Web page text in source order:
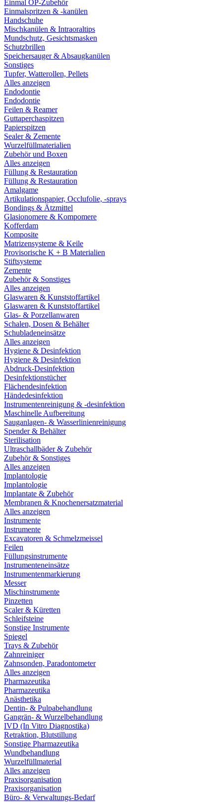
Einmal OP-Zubehör
Einmalspritzen & -kanülen
Handschuhe
Mischkanülen & Intraoraltips
Mundschutz, Gesichtsmasken
Schutzbrillen
Speichersauger & Absaugkanülen
Sonstiges
Tupfer, Watterollen, Pellets
Alles anzeigen
Endodontie
Endodontie
Feilen & Reamer
Guttaperchaspitzen
Papierspitzen
Sealer & Zemente
Wurzelfüllmaterialien
Zubehör und Boxen
Alles anzeigen
Füllung & Restauration
Füllung & Restauration
Amalgame
Artikulationspapier, Occlufolie, -sprays
Bondings & Ätzmittel
Glasionomere & Kompomere
Kofferdam
Komposite
Matrizensysteme & Keile
Provisorische K + B Materialien
Stiftsysteme
Zemente
Zubehör & Sonstiges
Alles anzeigen
Glaswaren & Kunststoffartikel
Glaswaren & Kunststoffartikel
Glas- & Porzellanwaren
Schalen, Dosen & Behälter
Schubladeneinsätze
Alles anzeigen
Hygiene & Desinfektion
Hygiene & Desinfektion
Abdruck-Desinfektion
Desinfektionstücher
Flächendesinfektion
Händedesinfektion
Instrumentenreinigung & -desinfektion
Maschinelle Aufbereitung
Sauganlagen- & Wasserlinienreinigung
Spender & Behälter
Sterilisation
Ultraschallbäder & Zubehör
Zubehör & Sonstiges
Alles anzeigen
Implantologie
Implantologie
Implantate & Zubehör
Membranen & Knochenersatzmaterial
Alles anzeigen
Instrumente
Instrumente
Excavatoren & Schmelzmeissel
Feilen
Füllungsinstrumente
Instrumenteneinsätze
Instrumentenmarkierung
Messer
Mischinstrumente
Pinzetten
Scaler & Küretten
Schleifsteine
Sonstige Instrumente
Spiegel
Trays & Zubehör
Zahnreiniger
Zahnsonden, Paradontometer
Alles anzeigen
Pharmazeutika
Pharmazeutika
Anästhetika
Dentin- & Pulpabehandlung
Gangrän- & Wurzelbehandlung
IVD (In Vitro Diagnostika)
Retraktion, Blutstillung
Sonstige Pharmazeutika
Wundbehandlung
Wurzelfüllmaterial
Alles anzeigen
Praxisorganisation
Praxisorganisation
Büro- & Verwaltungs-Bedarf